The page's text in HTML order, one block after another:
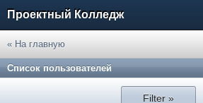
Проектный Колледж
« На главную
Список пользователей
Filter »